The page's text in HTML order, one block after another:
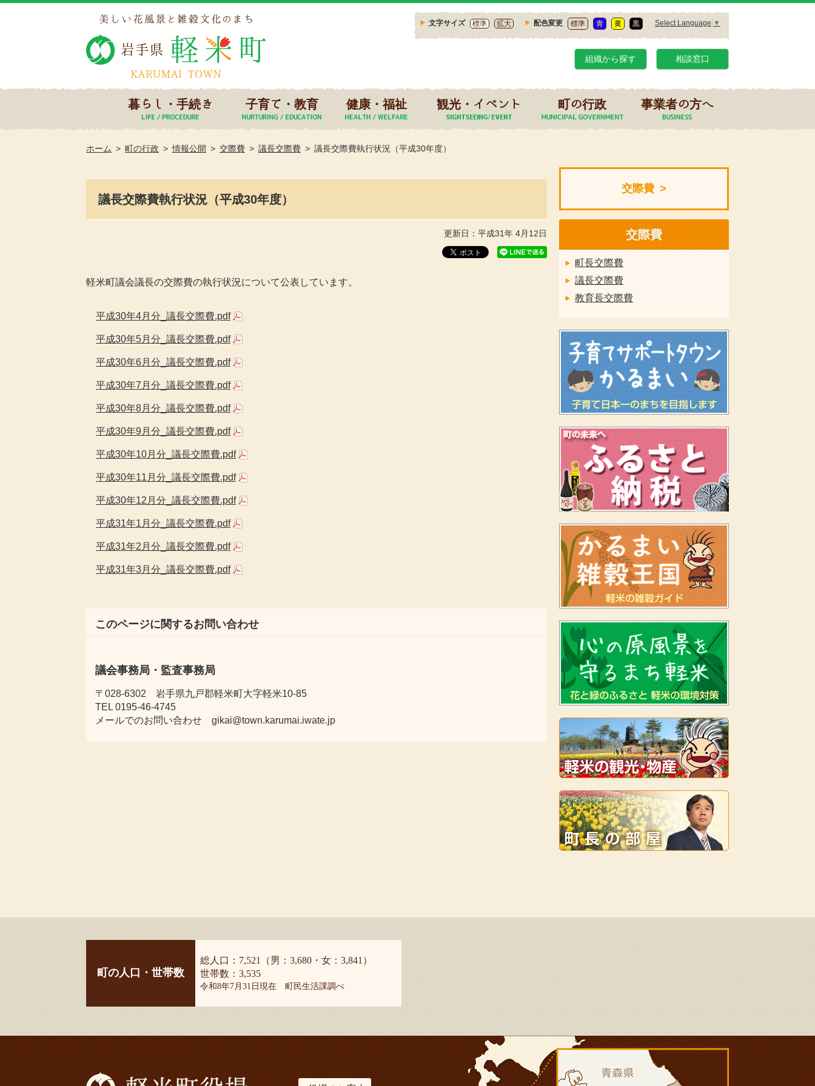
文字サイズ 標準 拡大 配色変更 標準 青 黄 黒 Select Language ▼
組織から探す 相談窓口
暮らし・手続き 子育て・教育 健康・福祉 観光・イベント 町の行政 事業者の方へ
ホーム 町の行政 情報公開 交際費 議長交際費 議長交際費執行状況（平成30年度）
議長交際費執行状況（平成30年度）
更新日：平成31年 4月12日
軽米町議会議長の交際費の執行状況について公表しています。
平成30年4月分_議長交際費.pdf
平成30年5月分_議長交際費.pdf
平成30年6月分_議長交際費.pdf
平成30年7月分_議長交際費.pdf
平成30年8月分_議長交際費.pdf
平成30年9月分_議長交際費.pdf
平成30年10月分_議長交際費.pdf
平成30年11月分_議長交際費.pdf
平成30年12月分_議長交際費.pdf
平成31年1月分_議長交際費.pdf
平成31年2月分_議長交際費.pdf
平成31年3月分_議長交際費.pdf
このページに関するお問い合わせ
議会事務局・監査事務局
〒028-6302 岩手県九戸郡軽米町大字軽米10-85
TEL 0195-46-4745
メールでのお問い合わせ gikai@town.karumai.iwate.jp
交際費
交際費
町長交際費
議長交際費
教育長交際費
町の人口・世帯数
総人口：7,521（男：3,680・女：3,841）
世帯数：3,535
令和8年7月31日現在 町民生活課調べ